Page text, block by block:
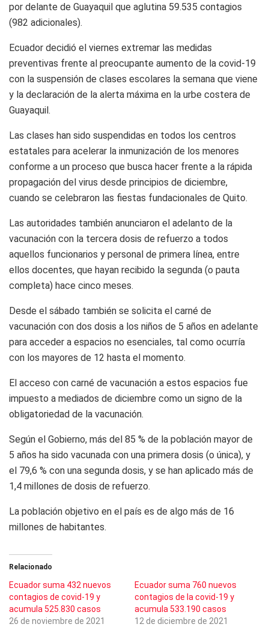
por delante de Guayaquil que aglutina 59.535 contagios
(982 adicionales).
Ecuador decidió el viernes extremar las medidas
preventivas frente al preocupante aumento de la covid-19
con la suspensión de clases escolares la semana que viene
y la declaración de la alerta máxima en la urbe costera de
Guayaquil.
Las clases han sido suspendidas en todos los centros
estatales para acelerar la inmunización de los menores
conforme a un proceso que busca hacer frente a la rápida
propagación del virus desde principios de diciembre,
cuando se celebraron las fiestas fundacionales de Quito.
Las autoridades también anunciaron el adelanto de la
vacunación con la tercera dosis de refuerzo a todos
aquellos funcionarios y personal de primera línea, entre
ellos docentes, que hayan recibido la segunda (o pauta
completa) hace cinco meses.
Desde el sábado también se solicita el carné de
vacunación con dos dosis a los niños de 5 años en adelante
para acceder a espacios no esenciales, tal como ocurría
con los mayores de 12 hasta el momento.
El acceso con carné de vacunación a estos espacios fue
impuesto a mediados de diciembre como un signo de la
obligatoriedad de la vacunación.
Según el Gobierno, más del 85 % de la población mayor de
5 años ha sido vacunada con una primera dosis (o única), y
el 79,6 % con una segunda dosis, y se han aplicado más de
1,4 millones de dosis de refuerzo.
La población objetivo en el país es de algo más de 16
millones de habitantes.
Relacionado
Ecuador suma 432 nuevos
contagios de covid-19 y
acumula 525.830 casos
26 de noviembre de 2021
Ecuador suma 760 nuevos
contagios de la covid-19 y
acumula 533.190 casos
12 de diciembre de 2021